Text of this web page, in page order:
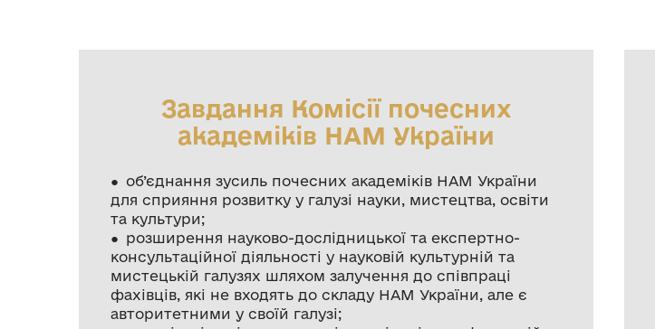
Завдання Комісії почесних
академіків НАМ України
● об’єднання зусиль почесних академіків НАМ України
для сприяння розвитку у галузі науки, мистецтва, освіти
та культури;
● розширення науково-дослідницької та експертно-
консультаційної діяльності у науковій культурній та
мистецькій галузях шляхом залучення до співпраці
фахівців, які не входять до складу НАМ України, але є
авторитетними у своїй галузі;